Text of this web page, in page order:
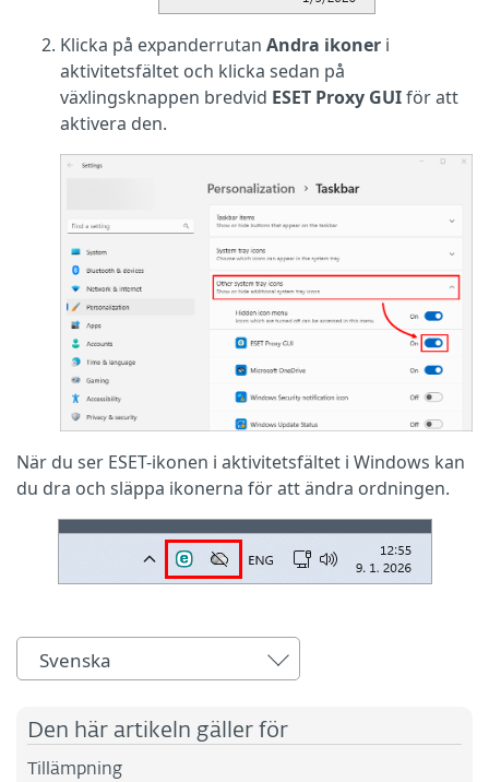
Klicka på expanderrutan Andra ikoner i
aktivitetsfältet och klicka sedan på
växlingsknappen bredvid ESET Proxy GUIför att
aktivera den.
När du ser ESET-ikonen i aktivitetsfältet i Windows kan
du dra och släppa ikonerna för att ändra ordningen.
Svenska
Den här artikeln gäller för
Tillämpning